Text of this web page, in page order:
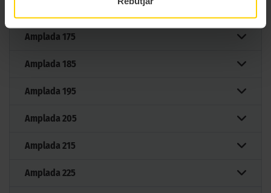
Amplada 175
Amplada 185
Amplada 195
Amplada 205
Amplada 215
Amplada 225